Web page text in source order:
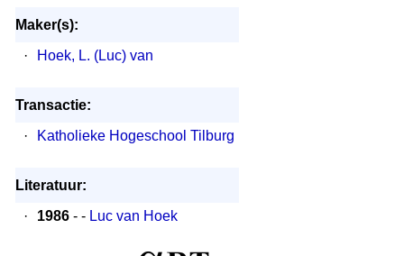
Maker(s):
·
Hoek, L. (Luc) van
Transactie:
·
Katholieke Hogeschool Tilburg
Literatuur:
·
1986- - Luc van Hoek